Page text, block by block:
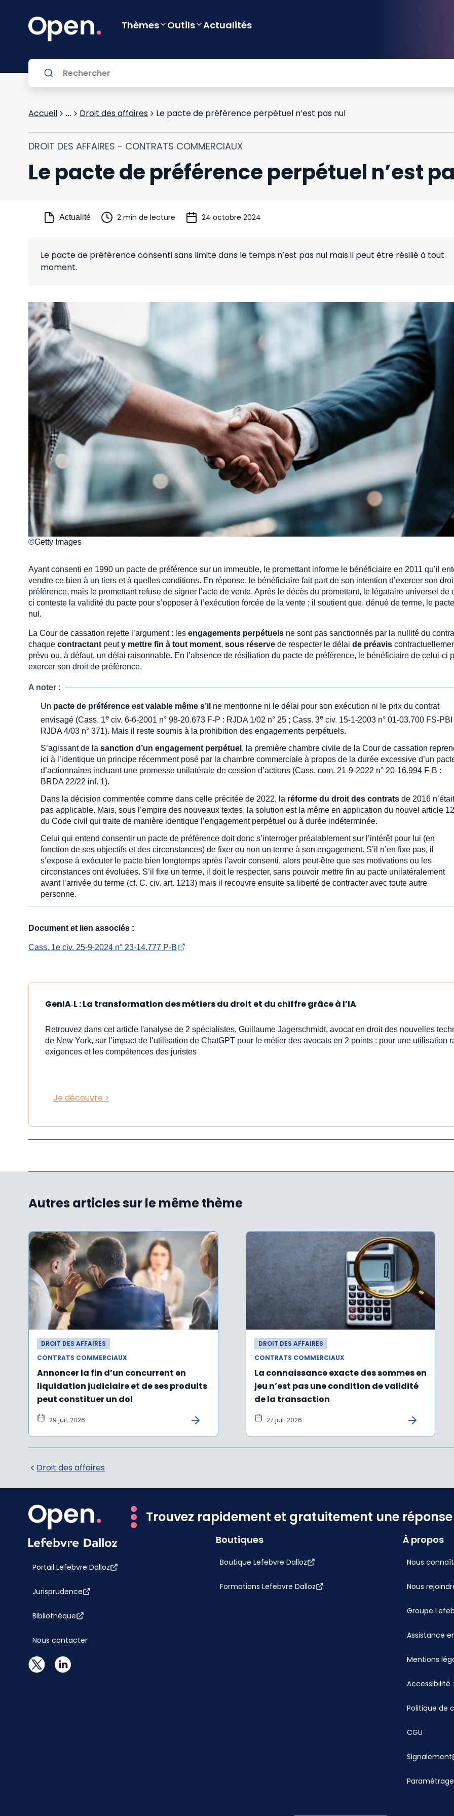
Thèmes Outils Actualités
Accueil ... Droit des affaires Le pacte de préférence perpétuel n’est pas nul
DROIT DES AFFAIRES - CONTRATS COMMERCIAUX
Le pacte de préférence perpétuel n’est
Actualité 2 min de lecture 24 octobre 2024
Le pacte de préférence consenti sans limite dans le temps n’est pas nul mais il peut être résilié à tout
moment.
©Getty Images
Ayant consenti en 1990 un pacte de préférence sur un immeuble, le promettant informe le bénéficiaire en 2011 qu’il
vendre ce bien à un tiers et à quelles conditions. En réponse, le bénéficiaire fait part de son intention d’exercer son
préférence, mais le promettant refuse de signer l’acte de vente. Après le décès du promettant, le légataire universel de
ci conteste la validité du pacte pour s’opposer à l’exécution forcée de la vente ; il soutient que, dénué de terme, le
nul.
La Cour de cassation rejette l’argument : les engagements perpétuels ne sont pas sanctionnés par la nullité du
chaque contractant peuty mettre fin à tout moment, sous réserve de respecter le délai de préavis
prévu ou, à défaut, un délai raisonnable. En l’absence de résiliation du pacte de préférence, le bénéficiaire de celui-ci
exercer son droit de préférence.
A noter :
Un pacte de préférence est valable même s’il ne mentionne ni le délai pour son exécution ni le prix du contrat
envisagé (Cass. 1e civ. 6-6-2001 n° 98-20.673 F-P : RJDA 1/02 n° 25 ; Cass. 3e civ. 15-1-2003 n° 01-03.700 FS-PBI
RJDA 4/03 n° 371). Mais il reste soumis à la prohibition des engagements perpétuels.
S’agissant de la sanction d’un engagement perpétuel , la première chambre civile de la Cour de cassation
ici à l’identique un principe récemment posé par la chambre commerciale à propos de la durée excessive d’un
d’actionnaires incluant une promesse unilatérale de cession d’actions (Cass. com. 21-9-2022 n° 20-16.994 F-B :
BRDA 22/22 inf. 1).
Dans la décision commentée comme dans celle précitée de 2022, la réforme du droit des contrats de 2016 n’était
pas applicable. Mais, sous l’empire des nouveaux textes, la solution est la même en application du nouvel article
du Code civil qui traite de manière identique l’engagement perpétuel ou à durée indéterminée.
Celui qui entend consentir un pacte de préférence doit donc s’interroger préalablement sur l’intérêt pour lui (en
fonction de ses objectifs et des circonstances) de fixer ou non un terme à son engagement. S’il n’en fixe pas, il
s’expose à exécuter le pacte bien longtemps après l’avoir consenti, alors peut-être que ses motivations ou les
circonstances ont évoluées. S’il fixe un terme, il doit le respecter, sans pouvoir mettre fin au pacte unilatéralement
avant l’arrivée du terme (cf. C. civ. art. 1213) mais il recouvre ensuite sa liberté de contracter avec toute autre
personne.
Document et lien associés :
Cass. 1e civ. 25-9-2024 n° 23-14.777 P-B
GenIA‑L : La transformation des métiers du droit et du chiffre grâce à l’IA
Retrouvez dans cet article l'analyse de 2 spécialistes, Guillaume Jagerschmidt, avocat en droit des nouvelles
de New York, sur l’impact de l’utilisation de ChatGPT pour le métier des avocats en 2 points : pour une utilisation
exigences et les compétences des juristes
Je découvre >
Autres articles sur le même thème
DROIT DES AFFAIRES
CONTRATS COMMERCIAUX
Annoncer la fin d’un concurrent en
liquidation judiciaire et de ses produits
peut constituer un dol
29 juil. 2026
DROIT DES AFFAIRES
CONTRATS COMMERCIAUX
La connaissance exacte des sommes en
jeu n’est pas une condition de validité
de la transaction
27 juil. 2026
Droit des affaires
Trouvez rapidement et gratuitement une
Portail Lefebvre Dalloz
Jurisprudence
Bibliothèque
Nous contacter
Boutiques
Boutique Lefebvre Dalloz
Formations Lefebvre Dalloz
À propos
Nous
Nous
Groupe
Assistance
Mentions
Accessibilité
Politique de
CGU
Signalement